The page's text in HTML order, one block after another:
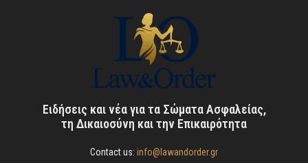
Ειδήσεις και νέα για τα Σώματα Ασφαλείας,
τη Δικαιοσύνη και την Επικαιρότητα
Contact us: info@lawandorder.gr